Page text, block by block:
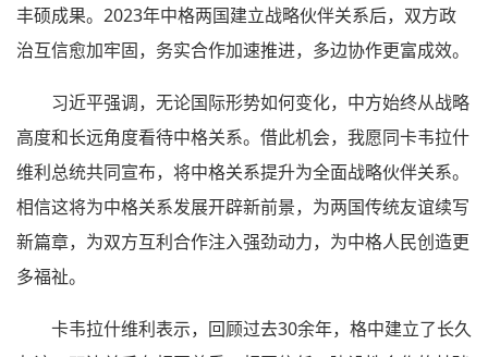
丰硕成果。2023年中格两国建立战略伙伴关系后，双方政
治互信愈加牢固，务实合作加速推进，多边协作更富成效。
习近平强调，无论国际形势如何变化，中方始终从战略
高度和长远角度看待中格关系。借此机会，我愿同卡韦拉什
维利总统共同宣布，将中格关系提升为全面战略伙伴关系。
相信这将为中格关系发展开辟新前景，为两国传统友谊续写
新篇章，为双方互利合作注入强劲动力，为中格人民创造更
多福祉。
卡韦拉什维利表示，回顾过去30余年，格中建立了长久